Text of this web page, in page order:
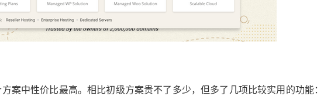
案中性价比最高。相比初级方案贵不了多少，但多了几项比较实用的功能：